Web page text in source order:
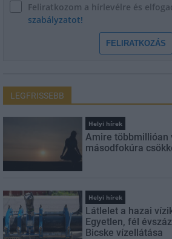
Feliratkozom a hírlevélre és
szabályzatot!
FELIRATKOZÁS
LEGFRISSEBB
Helyi hírek
Amire többmillióan
másodfokúra
Helyi hírek
Látlelet a hazai
Egyetlen, fél
Bicske vízellátása